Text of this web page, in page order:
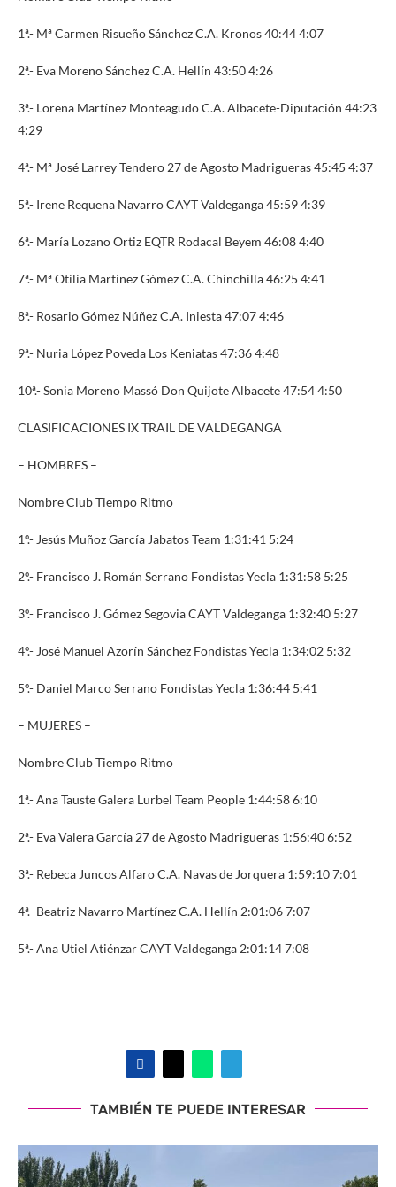
1ª.- Mª Carmen Risueño Sánchez C.A. Kronos 40:44 4:07
2ª.- Eva Moreno Sánchez C.A. Hellín 43:50 4:26
3ª.- Lorena Martínez Monteagudo C.A. Albacete-Diputación 44:23
4:29
4ª.- Mª José Larrey Tendero 27 de Agosto Madrigueras 45:45 4:37
5ª.- Irene Requena Navarro CAYT Valdeganga 45:59 4:39
6ª.- María Lozano Ortiz EQTR Rodacal Beyem 46:08 4:40
7ª.- Mª Otilia Martínez Gómez C.A. Chinchilla 46:25 4:41
8ª.- Rosario Gómez Núñez C.A. Iniesta 47:07 4:46
9ª.- Nuria López Poveda Los Keniatas 47:36 4:48
10ª.- Sonia Moreno Massó Don Quijote Albacete 47:54 4:50
CLASIFICACIONES IX TRAIL DE VALDEGANGA
– HOMBRES –
Nombre Club Tiempo Ritmo
1º.- Jesús Muñoz García Jabatos Team 1:31:41 5:24
2º.- Francisco J. Román Serrano Fondistas Yecla 1:31:58 5:25
3º.- Francisco J. Gómez Segovia CAYT Valdeganga 1:32:40 5:27
4º.- José Manuel Azorín Sánchez Fondistas Yecla 1:34:02 5:32
5º.- Daniel Marco Serrano Fondistas Yecla 1:36:44 5:41
– MUJERES –
Nombre Club Tiempo Ritmo
1ª.- Ana Tauste Galera Lurbel Team People 1:44:58 6:10
2ª.- Eva Valera García 27 de Agosto Madrigueras 1:56:40 6:52
3ª.- Rebeca Juncos Alfaro C.A. Navas de Jorquera 1:59:10 7:01
4ª.- Beatriz Navarro Martínez C.A. Hellín 2:01:06 7:07
5ª.- Ana Utiel Atiénzar CAYT Valdeganga 2:01:14 7:08
TAMBIÉN TE PUEDE INTERESAR